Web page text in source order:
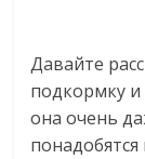
Давайте
подкормку и
она очень